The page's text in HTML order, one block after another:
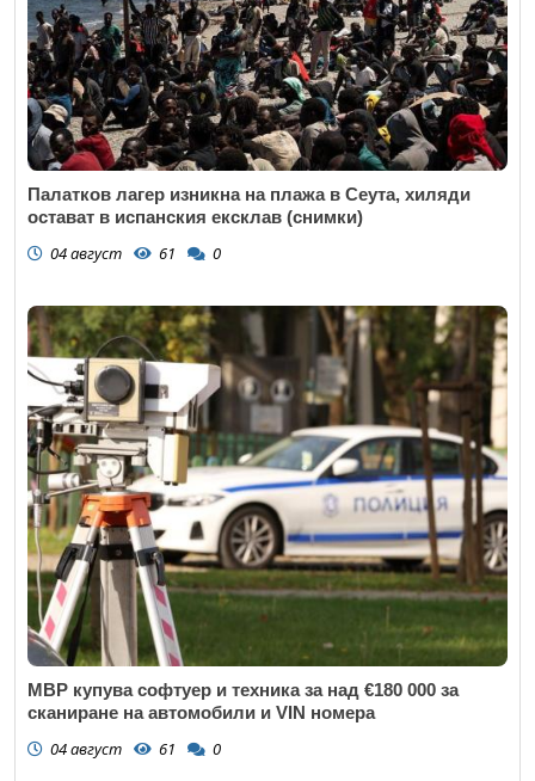
Палатков лагер изникна на плажа в Сеута, хиляди
остават в испанския ексклав (снимки)
04 август 61 0
МВР купува софтуер и техника за над €180 000 за
сканиране на автомобили и VIN номера
04 август 61 0